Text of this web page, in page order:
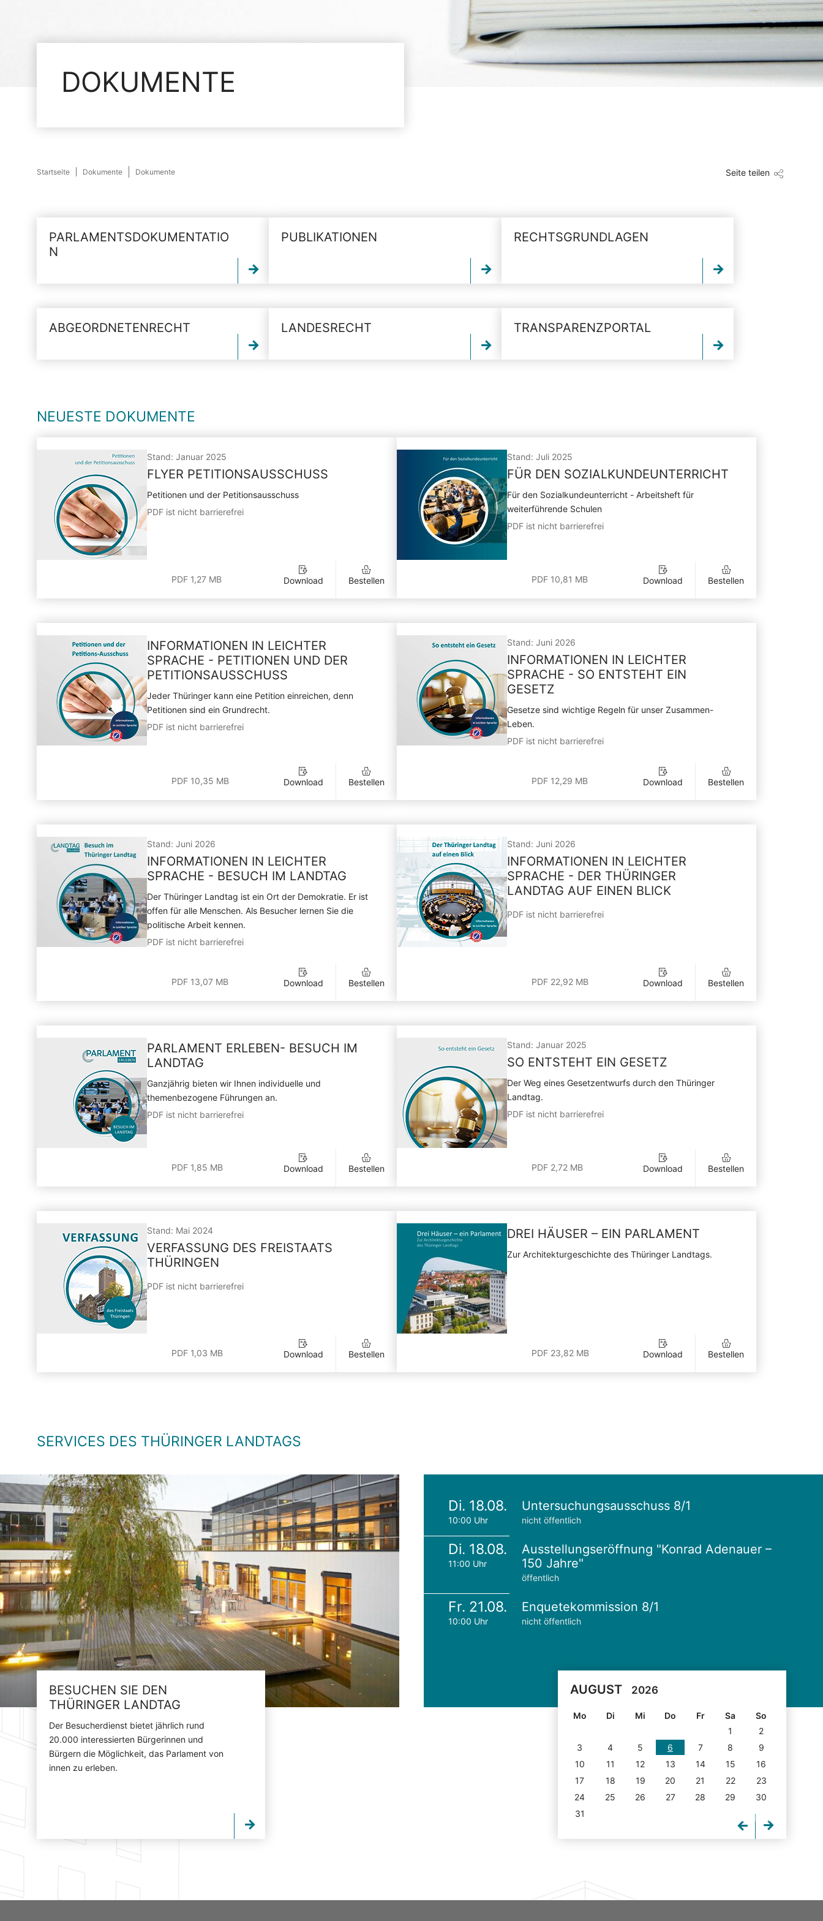
DOKUMENTE
Startseite Dokumente Dokumente Seite teilen
PARLAMENTSDOKUMENTATIO
N
PUBLIKATIONEN RECHTSGRUNDLAGEN
ABGEORDNETENRECHT LANDESRECHT TRANSPARENZPORTAL
NEUESTE DOKUMENTE
Stand: Januar 2025
FLYER PETITIONSAUSSCHUSS
Petitionen und der Petitionsausschuss
PDF ist nicht barrierefrei
PDF 1,27 MB Download Bestellen
Stand: Juli 2025
FÜR DEN SOZIALKUNDEUNTERRICHT
Für den Sozialkundeunterricht - Arbeitsheft für
weiterführende Schulen
PDF ist nicht barrierefrei
PDF 10,81 MB Download Bestellen
INFORMATIONEN IN LEICHTER
SPRACHE - PETITIONEN UND DER
PETITIONSAUSSCHUSS
Jeder Thüringer kann eine Petition einreichen, denn
Petitionen sind ein Grundrecht.
PDF ist nicht barrierefrei
PDF 10,35 MB Download Bestellen
Stand: Juni 2026
INFORMATIONEN IN LEICHTER
SPRACHE - SO ENTSTEHT EIN
GESETZ
Gesetze sind wichtige Regeln für unser Zusammen-
Leben.
PDF ist nicht barrierefrei
PDF 12,29 MB Download Bestellen
Stand: Juni 2026
INFORMATIONEN IN LEICHTER
SPRACHE - BESUCH IM LANDTAG
Der Thüringer Landtag ist ein Ort der Demokratie. Er ist
offen für alle Menschen. Als Besucher lernen Sie die
politische Arbeit kennen.
PDF ist nicht barrierefrei
PDF 13,07 MB Download Bestellen
Stand: Juni 2026
INFORMATIONEN IN LEICHTER
SPRACHE - DER THÜRINGER
LANDTAG AUF EINEN BLICK
PDF ist nicht barrierefrei
PDF 22,92 MB Download Bestellen
PARLAMENT ERLEBEN- BESUCH IM
LANDTAG
Ganzjährig bieten wir Ihnen individuelle und
themenbezogene Führungen an.
PDF ist nicht barrierefrei
PDF 1,85 MB Download Bestellen
Stand: Januar 2025
SO ENTSTEHT EIN GESETZ
Der Weg eines Gesetzentwurfs durch den Thüringer
Landtag.
PDF ist nicht barrierefrei
PDF 2,72 MB Download Bestellen
Stand: Mai 2024
VERFASSUNG DES FREISTAATS
THÜRINGEN
PDF ist nicht barrierefrei
PDF 1,03 MB Download Bestellen
DREI HÄUSER – EIN PARLAMENT
Zur Architekturgeschichte des Thüringer Landtags.
PDF 23,82 MB Download Bestellen
SERVICES DES THÜRINGER LANDTAGS
BESUCHEN SIE DEN
THÜRINGER LANDTAG
Der Besucherdienst bietet jährlich rund
20.000 interessierten Bürgerinnen und
Bürgern die Möglichkeit, das Parlament von
innen zu erleben.
Di. 18.08.
10:00 Uhr
Untersuchungsausschuss 8/1
nicht öffentlich
Di. 18.08.
11:00 Uhr
Ausstellungseröffnung "Konrad Adenauer –
150 Jahre"
öffentlich
Fr. 21.08.
10:00 Uhr
Enquetekommission 8/1
nicht öffentlich
AUGUST 2026
Mo Di Mi Do Fr Sa
So
1
2
3
4 5 6 7 8
9
10
11 12 13 14 15
16
17
18 19 20 21 22
23
24
25 26 27 28 29
30
31